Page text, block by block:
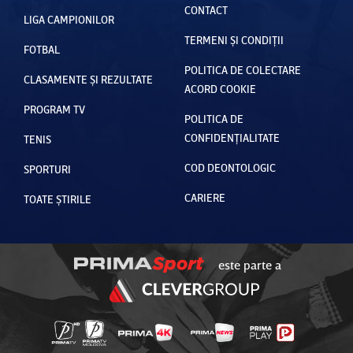
LIGA CAMPIONILOR
FOTBAL
CLASAMENTE ȘI REZULTATE
PROGRAM TV
TENIS
SPORTURI
TOATE ȘTIRILE
CONTACT
TERMENI ȘI CONDIȚII
POLITICA DE COLECTARE
ACORD COOKIE
POLITICA DE
CONFIDENȚIALITATE
COD DEONTOLOGIC
CARIERE
este parte a